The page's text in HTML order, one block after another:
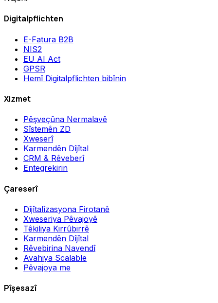
Digitalpflichten
E-Fatura B2B
NIS2
EU AI Act
GPSR
Hemî Digitalpflichten bibînin
Xizmet
Pêşveçûna Nermalavê
Sîstemên ZD
Xweserî
Karmendên Dîjîtal
CRM & Rêveberî
Entegrekirin
Çareserî
Dîjîtalîzasyona Firotanê
Xweseriya Pêvajoyê
Têkiliya Kirrûbirrê
Karmendên Dîjîtal
Rêvebirina Navendî
Avahiya Scalable
Pêvajoya me
Pîşesazî